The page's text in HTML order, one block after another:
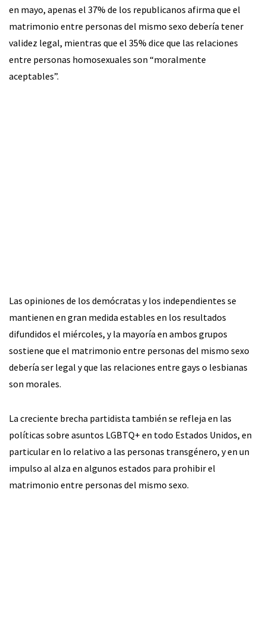
en mayo, apenas el 37% de los republicanos afirma que el
matrimonio entre personas del mismo sexo debería tener
validez legal, mientras que el 35% dice que las relaciones
entre personas homosexuales son “moralmente
aceptables”.
Las opiniones de los demócratas y los independientes se
mantienen en gran medida estables en los resultados
difundidos el miércoles, y la mayoría en ambos grupos
sostiene que el matrimonio entre personas del mismo sexo
debería ser legal y que las relaciones entre gays o lesbianas
son morales.
La creciente brecha partidista también se refleja en las
políticas sobre asuntos LGBTQ+ en todo Estados Unidos, en
particular en lo relativo a las personas transgénero, y en un
impulso al alza en algunos estados para prohibir el
matrimonio entre personas del mismo sexo.